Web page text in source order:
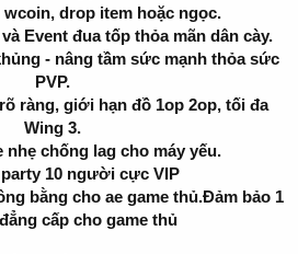
wcoin, drop item hoặc ngọc.
Event đua tốp thỏa mãn dân cày.
- nâng tầm sức mạnh thỏa sức
PVP.
ràng, giới hạn đồ 1op 2op, tối đa
Wing 3.
nhẹ chống lag cho máy yếu.
10 người cực VIP
bằng cho ae game thủ.Đảm bảo 1
cấp cho game thủ